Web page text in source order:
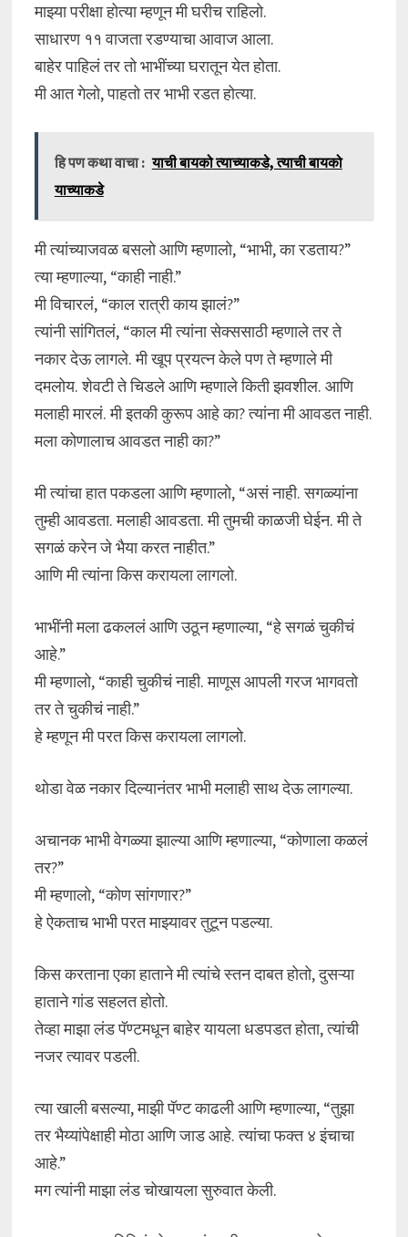
माझ्या परीक्षा होत्या म्हणून मी घरीच राहिलो.
साधारण ११ वाजता रडण्याचा आवाज आला.
बाहेर पाहिलं तर तो भाभींच्या घरातून येत होता.
मी आत गेलो, पाहतो तर भाभी रडत होत्या.
हि पण कथा वाचा : याची बायको त्याच्याकडे, त्याची बायको
याच्याकडे
मी त्यांच्याजवळ बसलो आणि म्हणालो, “भाभी, का रडताय?”
त्या म्हणाल्या, “काही नाही.”
मी विचारलं, “काल रात्री काय झालं?”
त्यांनी सांगितलं, “काल मी त्यांना सेक्ससाठी म्हणाले तर ते
नकार देऊ लागले. मी खूप प्रयत्न केले पण ते म्हणाले मी
दमलोय. शेवटी ते चिडले आणि म्हणाले किती झवशील. आणि
मलाही मारलं. मी इतकी कुरूप आहे का? त्यांना मी आवडत नाही.
मला कोणालाच आवडत नाही का?”
मी त्यांचा हात पकडला आणि म्हणालो, “असं नाही. सगळ्यांना
तुम्ही आवडता. मलाही आवडता. मी तुमची काळजी घेईन. मी ते
सगळं करेन जे भैया करत नाहीत.”
आणि मी त्यांना किस करायला लागलो.
भाभींनी मला ढकललं आणि उठून म्हणाल्या, “हे सगळं चुकीचं
आहे.”
मी म्हणालो, “काही चुकीचं नाही. माणूस आपली गरज भागवतो
तर ते चुकीचं नाही.”
हे म्हणून मी परत किस करायला लागलो.
थोडा वेळ नकार दिल्यानंतर भाभी मलाही साथ देऊ लागल्या.
अचानक भाभी वेगळ्या झाल्या आणि म्हणाल्या, “कोणाला कळलं
तर?”
मी म्हणालो, “कोण सांगणार?”
हे ऐकताच भाभी परत माझ्यावर तुटून पडल्या.
किस करताना एका हाताने मी त्यांचे स्तन दाबत होतो, दुसऱ्या
हाताने गांड सहलत होतो.
तेव्हा माझा लंड पॅण्टमधून बाहेर यायला धडपडत होता, त्यांची
नजर त्यावर पडली.
त्या खाली बसल्या, माझी पॅण्ट काढली आणि म्हणाल्या, “तुझा
तर भैय्यांपेक्षाही मोठा आणि जाड आहे. त्यांचा फक्त ४ इंचाचा
आहे.”
मग त्यांनी माझा लंड चोखायला सुरुवात केली.